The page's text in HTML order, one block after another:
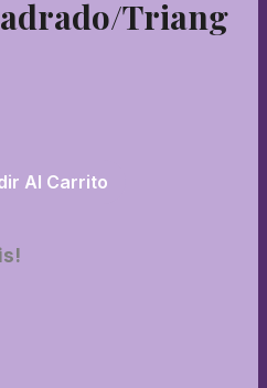
triang
triangulo
Al Carrito